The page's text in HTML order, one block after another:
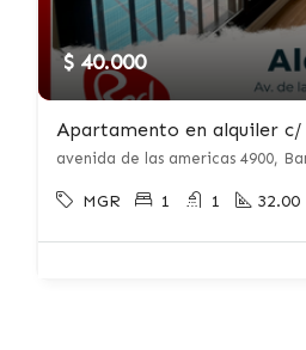
$ 40.000
MGR 1 1 32.00